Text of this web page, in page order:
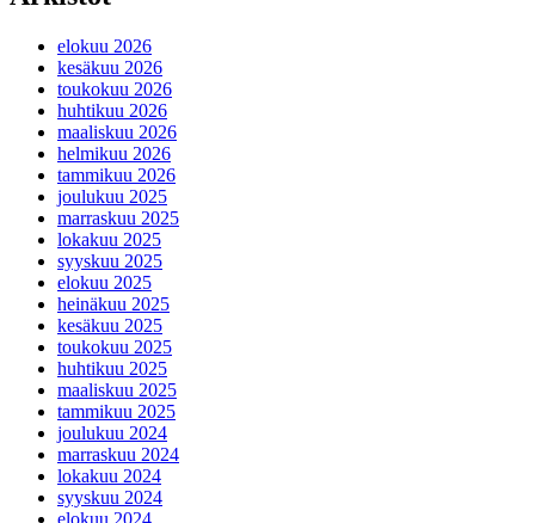
elokuu 2026
kesäkuu 2026
toukokuu 2026
huhtikuu 2026
maaliskuu 2026
helmikuu 2026
tammikuu 2026
joulukuu 2025
marraskuu 2025
lokakuu 2025
syyskuu 2025
elokuu 2025
heinäkuu 2025
kesäkuu 2025
toukokuu 2025
huhtikuu 2025
maaliskuu 2025
tammikuu 2025
joulukuu 2024
marraskuu 2024
lokakuu 2024
syyskuu 2024
elokuu 2024